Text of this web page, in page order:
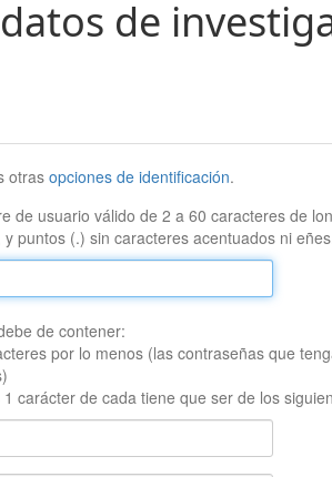
de
otrasopciones de identificación.
de usuario válido de 2 a 60 caracteres de
puntos (.) sin caracteres acentuados ni
de contener:
por lo menos (las contraseñas que
carácter de cada tiene que ser de los